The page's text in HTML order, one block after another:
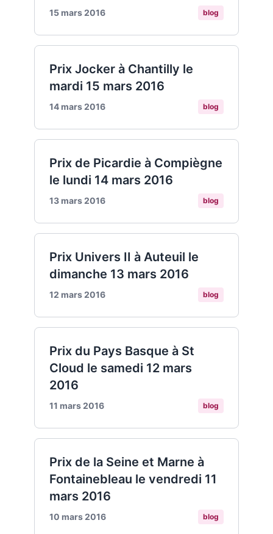
15 mars 2016 blog
Prix Jocker à Chantilly le
mardi 15 mars 2016
14 mars 2016 blog
Prix de Picardie à Compiègne
le lundi 14 mars 2016
13 mars 2016 blog
Prix Univers II à Auteuil le
dimanche 13 mars 2016
12 mars 2016 blog
Prix du Pays Basque à St
Cloud le samedi 12 mars
2016
11 mars 2016 blog
Prix de la Seine et Marne à
Fontainebleau le vendredi 11
mars 2016
10 mars 2016 blog